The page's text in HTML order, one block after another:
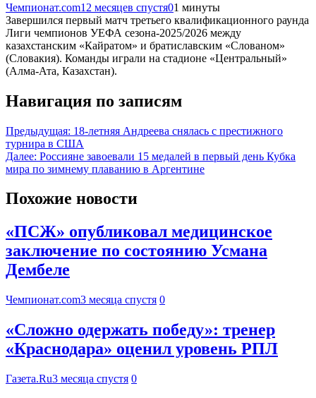
Чемпионат.com12 месяцев спустя01 минуты
Завершился первый матч третьего квалификационного раунда
Лиги чемпионов УЕФА сезона-2025/2026 между
казахстанским «Кайратом» и братиславским «Слованом»
(Словакия). Команды играли на стадионе «Центральный»
(Алма-Ата, Казахстан).
Навигация по записям
Предыдущая: 18-летняя Андреева снялась с престижного
турнира в США
Далее: Россияне завоевали 15 медалей в первый день Кубка
мира по зимнему плаванию в Аргентине
Похожие новости
«ПСЖ» опубликовал медицинское
заключение по состоянию Усмана
Дембеле
Чемпионат.com3 месяца спустя 0
«Сложно одержать победу»: тренер
«Краснодара» оценил уровень РПЛ
Газета.Ru3 месяца спустя 0